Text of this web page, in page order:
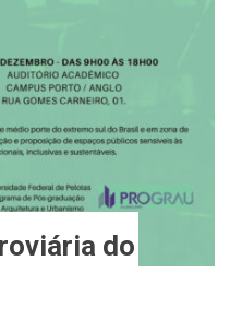
do